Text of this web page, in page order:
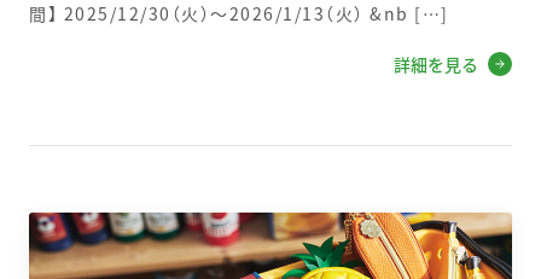
間】 2025/12/30（火）～2026/1/13（火） &nb […]
詳細を見る